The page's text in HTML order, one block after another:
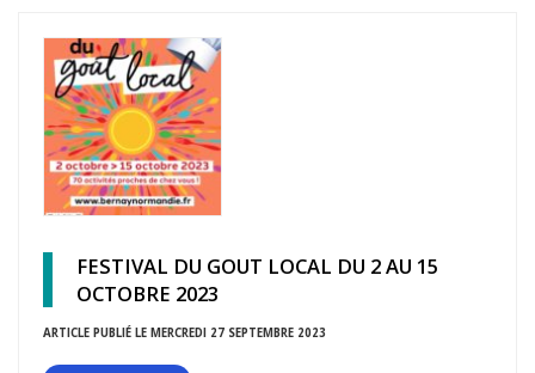
FESTIVAL DU GOUT LOCAL DU 2 AU 15
OCTOBRE 2023
ARTICLE PUBLIÉ LE MERCREDI 27 SEPTEMBRE 2023